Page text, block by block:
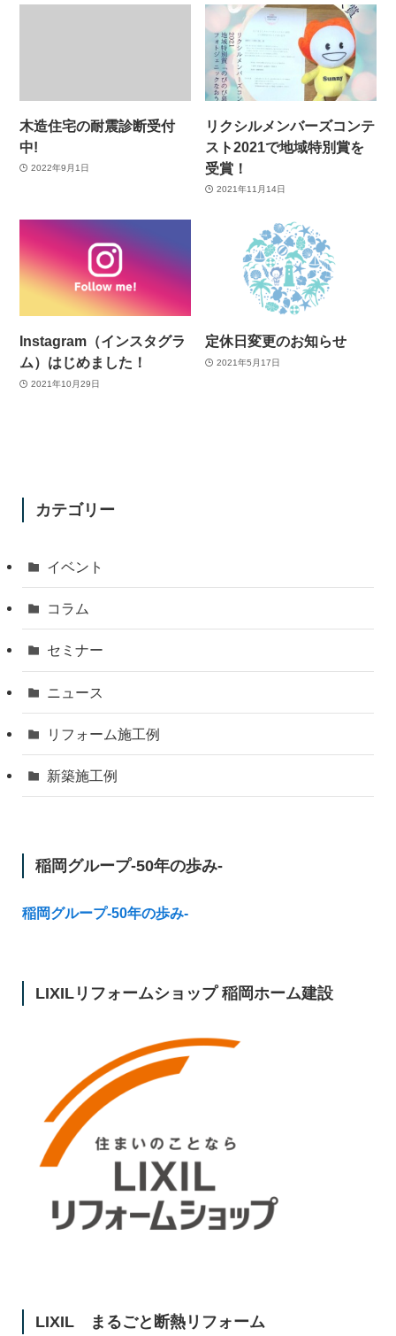
木造住宅の耐震診断受付
中!
2022年9月1日
リクシルメンバーズコンテ
スト2021で地域特別賞を
受賞！
2021年11月14日
Instagram（インスタグラ
ム）はじめました！
2021年10月29日
定休日変更のお知らせ
2021年5月17日
カテゴリー
イベント
コラム
セミナー
ニュース
リフォーム施工例
新築施工例
稲岡グループ-50年の歩み-
稲岡グループ-50年の歩み-
LIXILリフォームショップ 稲岡ホーム建設
LIXIL まるごと断熱リフォーム